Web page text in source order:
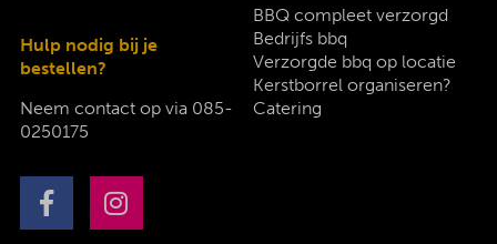
Hulp nodig bij je
bestellen?
Neem contact op via 085-
0250175
BBQ compleet verzorgd
Bedrijfs bbq
Verzorgde bbq op locatie
Kerstborrel organiseren?
Catering